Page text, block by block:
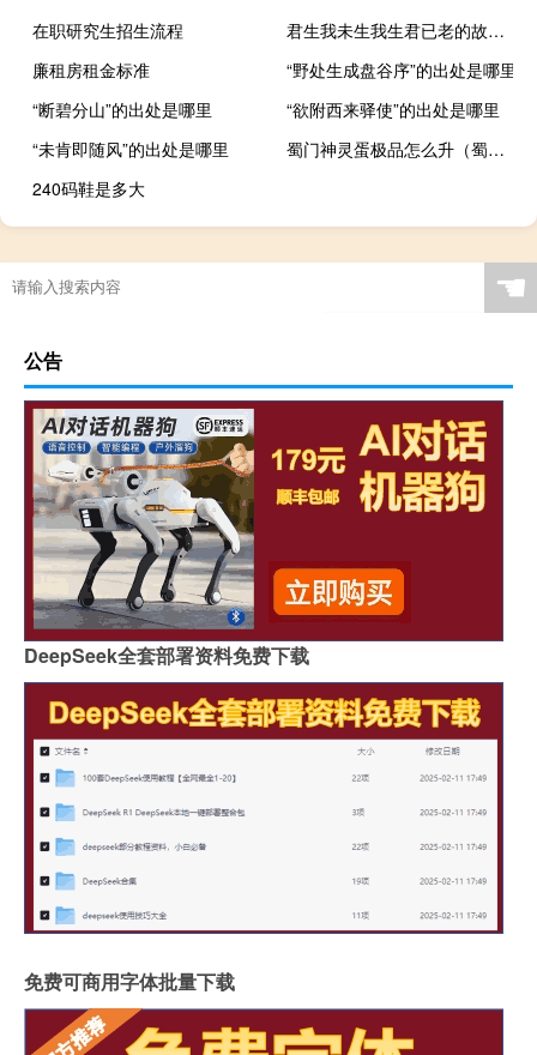
在职研究生招生流程
君生我未生我生君已老的故事（君生我未生我生君已老）
廉租房租金标准
“野处生成盘谷序”的出处是哪里
“断碧分山”的出处是哪里
“欲附西来驿使”的出处是哪里
“未肯即随风”的出处是哪里
蜀门神灵蛋极品怎么升（蜀门神灵蛋）
240码鞋是多大
☚
公告
DeepSeek全套部署资料免费下载
免费可商用字体批量下载